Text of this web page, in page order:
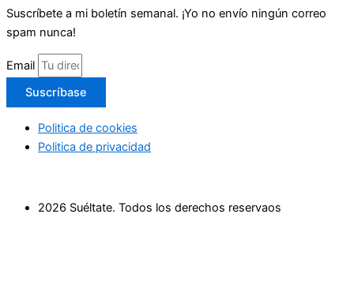
Suscríbete a mi boletín semanal. ¡Yo no envío ningún correo
spam nunca!
Email
Suscríbase
Politica de cookies
Politica de privacidad
2026 Suéltate. Todos los derechos reservaos